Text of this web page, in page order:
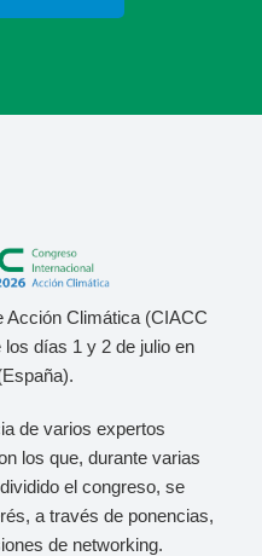
Acción Climática (CIACC
días 1 y 2 de julio en
de varios expertos
los que, durante varias
el congreso, se
a través de ponencias,
de networking.